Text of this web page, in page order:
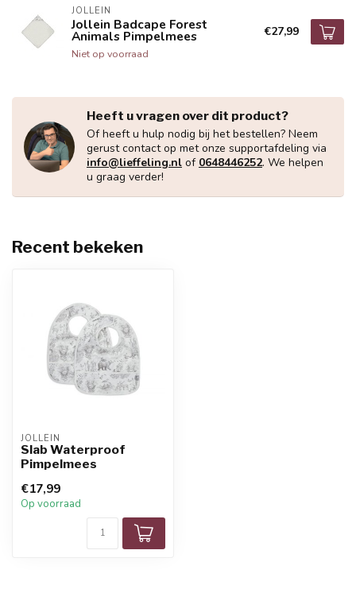
JOLLEIN
Jollein Badcape Forest
Animals Pimpelmees
Niet op voorraad
€27,99
Heeft u vragen over dit product?
Of heeft u hulp nodig bij het bestellen? Neem
gerust contact op met onze supportafdeling via
info@lieffeling.nl of 0648446252. We helpen
u graag verder!
Recent bekeken
JOLLEIN
Slab Waterproof
Pimpelmees
€17,99
Op voorraad